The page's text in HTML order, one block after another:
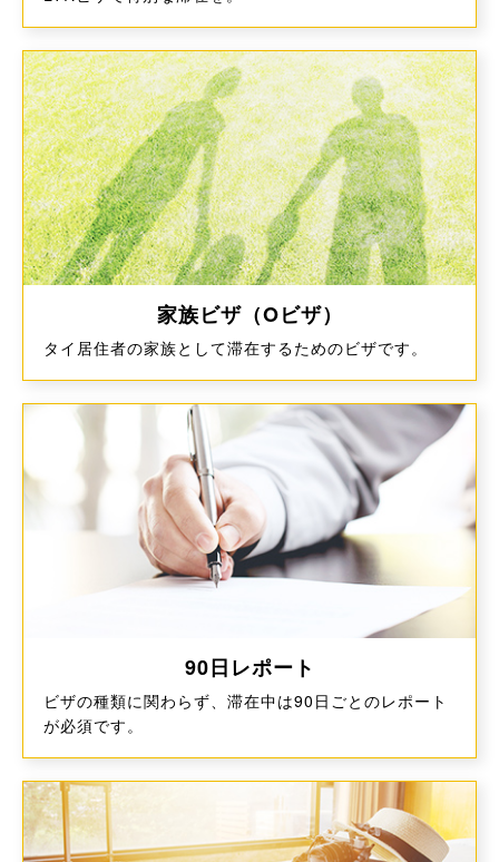
家族ビザ（Oビザ）
タイ居住者の家族として滞在するためのビザです。
90日レポート
ビザの種類に関わらず、滞在中は90日ごとのレポート
が必須です。